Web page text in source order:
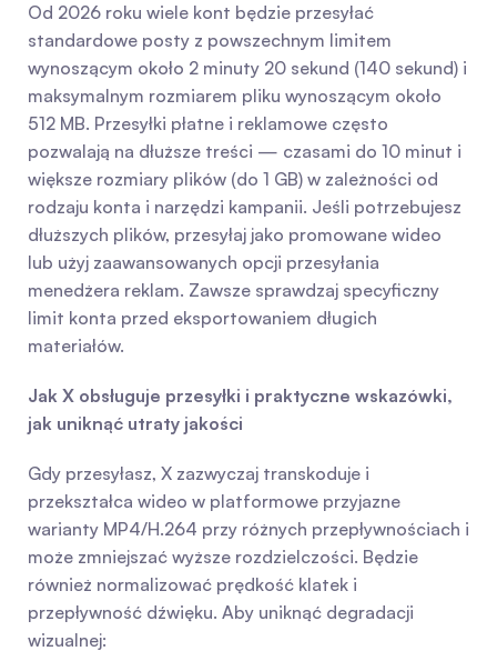
Od 2026 roku wiele kont będzie przesyłać
standardowe posty z powszechnym limitem
wynoszącym około 2 minuty 20 sekund (140 sekund) i
maksymalnym rozmiarem pliku wynoszącym około
512 MB. Przesyłki płatne i reklamowe często
pozwalają na dłuższe treści — czasami do 10 minut i
większe rozmiary plików (do 1 GB) w zależności od
rodzaju konta i narzędzi kampanii. Jeśli potrzebujesz
dłuższych plików, przesyłaj jako promowane wideo
lub użyj zaawansowanych opcji przesyłania
menedżera reklam. Zawsze sprawdzaj specyficzny
limit konta przed eksportowaniem długich
materiałów.
Jak X obsługuje przesyłki i praktyczne wskazówki,
jak uniknąć utraty jakości
Gdy przesyłasz, X zazwyczaj transkoduje i
przekształca wideo w platformowe przyjazne
warianty MP4/H.264 przy różnych przepływnościach i
może zmniejszać wyższe rozdzielczości. Będzie
również normalizować prędkość klatek i
przepływność dźwięku. Aby uniknąć degradacji
wizualnej: